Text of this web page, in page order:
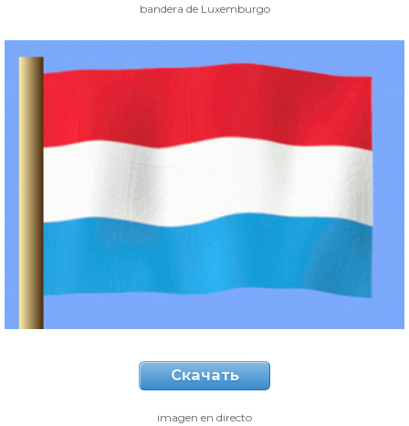
bandera de Luxemburgo
Скачать
imagen en directo